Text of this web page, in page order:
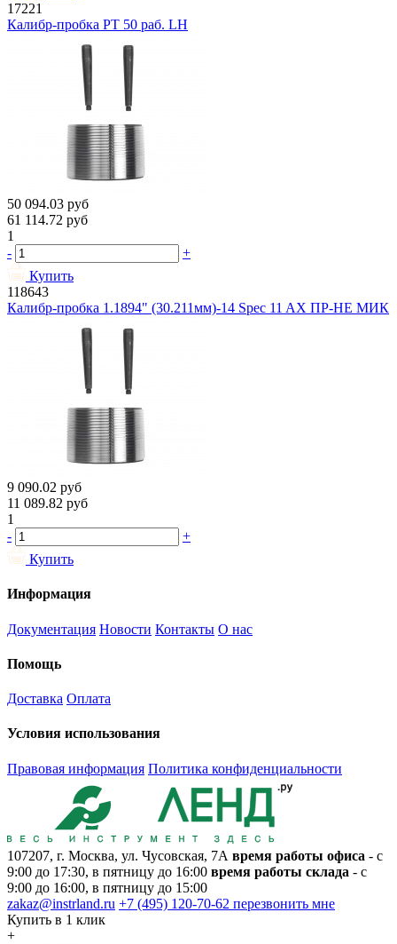
17221
Калибр-пробка РТ 50 раб. LH
50 094.03 руб
61 114.72 руб
1
-
+
Купить
118643
Калибр-пробка 1.1894" (30.211мм)-14 Spec 11 AX ПР-НЕ МИК
9 090.02 руб
11 089.82 руб
1
-
+
Купить
Информация
Документация Новости Контакты О нас
Помощь
Доставка Оплата
Условия использования
Правовая информация Политика конфиденциальности
107207, г. Москва, ул. Чусовская, 7А время работы офиса - с
9:00 до 17:30, в пятницу до 16:00 время работы склада - с
9:00 до 16:00, в пятницу до 15:00
zakaz@instrland.ru +7 (495) 120-70-62 перезвонить мне
Купить в 1 клик
+